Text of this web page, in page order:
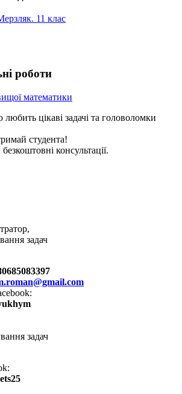
11 клас
роботи
математики
цікаві задачі та головоломки
студента!
консультації.
задач
задач